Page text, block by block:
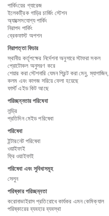
পার্কিংয়ের গ্যারেজ
ইলেকট্রিক গাড়ির চার্জিং স্টেশন
অ্যাক্সেসযোগ্য পার্কিং
নিরাপদ পার্কিং
ব্রেকফাস্ট অপশন
নিরাপত্তা ফিচার
স্থানীয় কর্তৃপক্ষের নির্দেশনা অনুসারে স্টাফরা সকল
প্রোটোকল অনুসরণ করে
শেয়ার করা স্টেশনারি যেমন প্রিন্ট করা মেনু, ম্যাগাজিন,
কলম এবং কাগজ সরিয়ে ফেলা হয়েছে
ফার্স্ট এইড কিট আছে
পরিচ্ছন্নতার পরিষেবা
লন্ড্রি
প্রতিদিন মেইড পরিষেবা
পরিষেবা
ইন্টারনেট পরিষেবা
ওয়াইফাই
ফ্রি ওয়াইফাই
পরিষেবা এবং সুবিধাসমূহ
সেলুন
পরিষ্কার পরিচ্ছন্নতা
করোনাভাইরাস প্রতিরোধে কার্যকর এমন কেমিক্যাল
পরিষ্কারের ব্যবহার ব্যবস্থা